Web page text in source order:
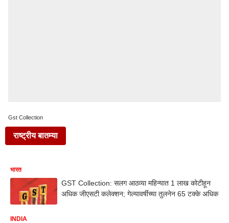
Gst Collection
राष्ट्रीय बातम्या
भारत
GST Collection: सलग आठव्या महिन्यात 1 लाख कोटीहून
अधिक जीएसटी कलेक्शन; गेल्यावर्षीच्या तुलनेन 65 टक्के अधिक
INDIA